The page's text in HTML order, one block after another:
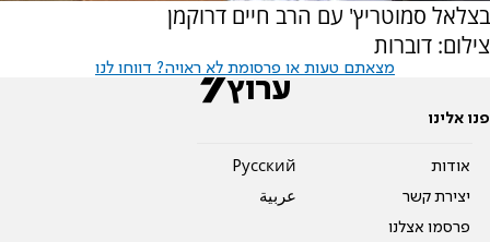
בצלאל סמוטריץ' עם הרב חיים דרוקמן
צילום: דוברות
מצאתם טעות או פרסומת לא ראויה? דווחו לנו
פנו אלינו
אודות
יצירת קשר
פרסמו אצלנו
Pусский
عربية